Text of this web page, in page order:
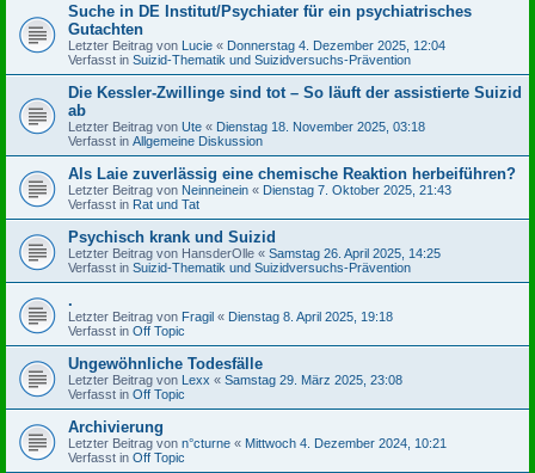
Suche in DE Institut/Psychiater für ein psychiatrisches
Gutachten
Letzter Beitrag von Lucie « Donnerstag 4. Dezember 2025, 12:04
Verfasst in Suizid-Thematik und Suizidversuchs-Prävention
Die Kessler-Zwillinge sind tot – So läuft der assistierte Suizid
ab
Letzter Beitrag von Ute « Dienstag 18. November 2025, 03:18
Verfasst in Allgemeine Diskussion
Als Laie zuverlässig eine chemische Reaktion herbeiführen?
Letzter Beitrag von Neinneinein « Dienstag 7. Oktober 2025, 21:43
Verfasst in Rat und Tat
Psychisch krank und Suizid
Letzter Beitrag von HansderOlle « Samstag 26. April 2025, 14:25
Verfasst in Suizid-Thematik und Suizidversuchs-Prävention
.
Letzter Beitrag von Fragil « Dienstag 8. April 2025, 19:18
Verfasst in Off Topic
Ungewöhnliche Todesfälle
Letzter Beitrag von Lexx « Samstag 29. März 2025, 23:08
Verfasst in Off Topic
Archivierung
Letzter Beitrag von n°cturne « Mittwoch 4. Dezember 2024, 10:21
Verfasst in Off Topic